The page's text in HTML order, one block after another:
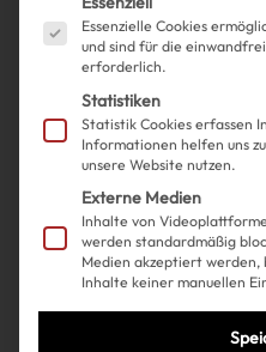
Essenzielle Cookies
und sind für die
erforderlich.
Statistiken
Statistik Cookies erfassen
Informationen helfen uns
unsere Website nutzen.
Externe Medien
Inhalte von
werden standardmäßig
Medien akzeptiert
Inhalte keiner manuellen